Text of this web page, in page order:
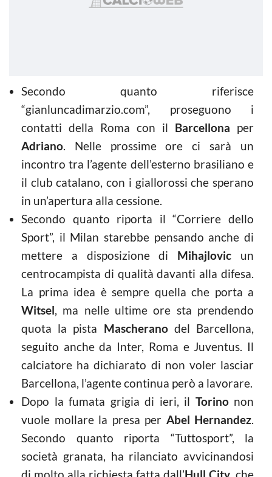
Secondo quanto riferisce
“gianluncadimarzio.com”, proseguono i
contatti della Roma con il Barcellona per
Adriano. Nelle prossime ore ci sarà un
incontro tra l’agente dell’esterno brasiliano e
il club catalano, con i giallorossi che sperano
in un’apertura alla cessione.
Secondo quanto riporta il “Corriere dello
Sport”, il Milan starebbe pensando anche di
mettere a disposizione di Mihajlovic un
centrocampista di qualità davanti alla difesa.
La prima idea è sempre quella che porta a
Witsel, ma nelle ultime ore sta prendendo
quota la pista Mascheranodel Barcellona,
seguito anche da Inter, Roma e Juventus. Il
calciatore ha dichiarato di non voler lasciar
Barcellona, l’agente continua però a lavorare.
Dopo la fumata grigia di ieri, il Torino non
vuole mollare la presa per Abel Hernandez.
Secondo quanto riporta “Tuttosport”, la
società granata, ha rilanciato avvicinandosi